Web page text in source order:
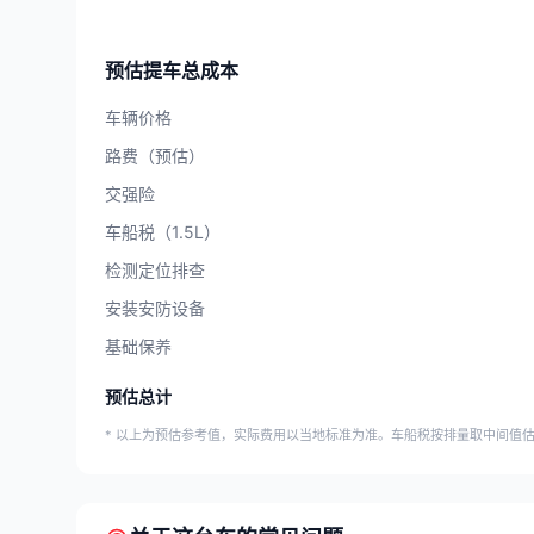
预估提车总成本
车辆价格
路费（预估）
交强险
车船税（1.5L）
检测定位排查
安装安防设备
基础保养
预估总计
* 以上为预估参考值，实际费用以当地标准为准。车船税按排量取中间值估